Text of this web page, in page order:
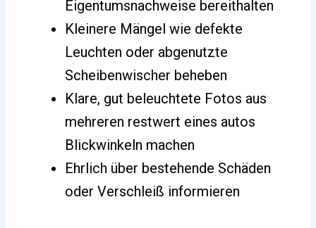
Eigentumsnachweise bereithalten
Kleinere Mängel wie defekte
Leuchten oder abgenutzte
Scheibenwischer beheben
Klare, gut beleuchtete Fotos aus
mehreren restwert eines autos
Blickwinkeln machen
Ehrlich über bestehende Schäden
oder Verschleiß informieren